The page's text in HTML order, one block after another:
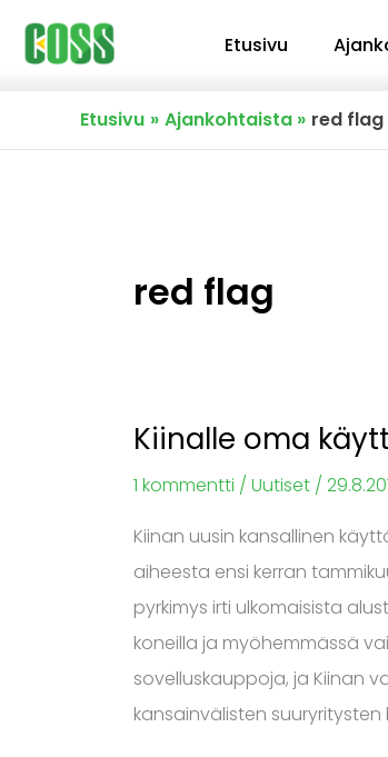
Siirry
sisältöön
Etusivu
Etusivu Ajankohtaista red flag
red flag
Kiinalle oma
1 kommentti / Uutiset /
Kiinan uusin kansallinen
aiheesta ensi kerran
pyrkimys irti ulkomaisista
koneilla ja myöhemmässä
sovelluskauppoja, ja Kiinan
kansainvälisten suuryritysten
Kiinalle
oma
lokakuussa